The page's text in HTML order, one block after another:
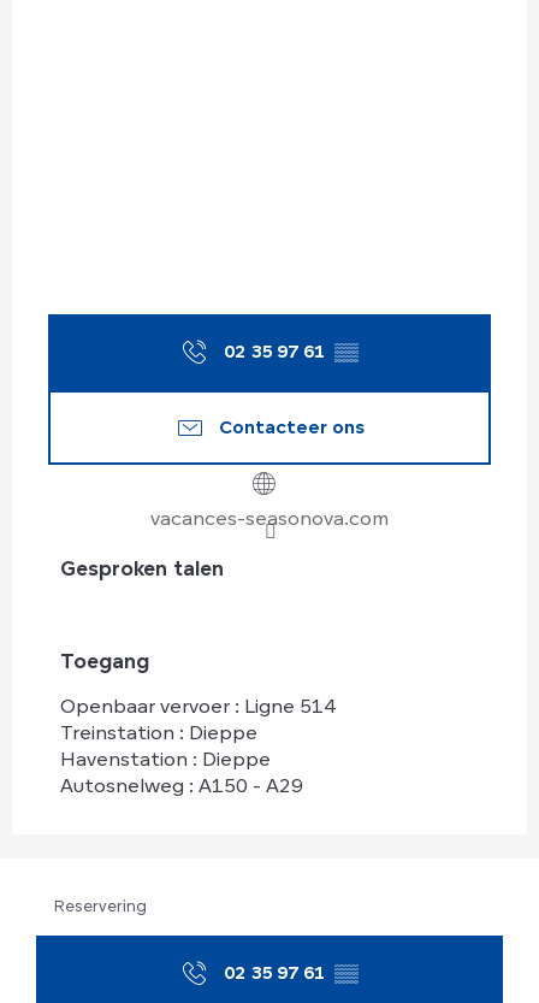
02 35 97 61 ▒▒
Contacteer ons
vacances-seasonova.com
Gesproken talen
Gesproken talen
Toegang
Toegang
Openbaar vervoer : Ligne 514
Treinstation : Dieppe
Havenstation : Dieppe
Autosnelweg : A150 - A29
Reservering
02 35 97 61 ▒▒